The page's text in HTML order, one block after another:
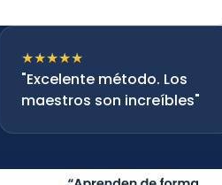
★★★★★
"Excelente método. Los
maestros son increíbles"